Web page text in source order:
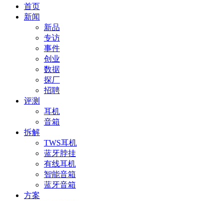
首页
新闻
新品
专访
事件
创业
数据
探厂
招聘
评测
耳机
音箱
拆解
TWS耳机
蓝牙脖挂
有线耳机
智能音箱
蓝牙音箱
方案